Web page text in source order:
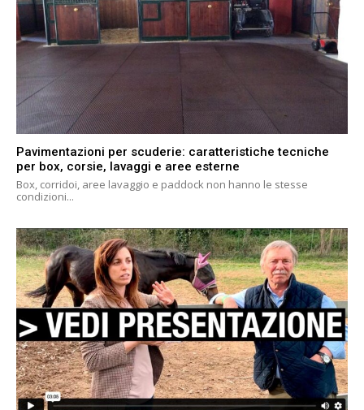
Pavimentazioni per scuderie: caratteristiche tecniche
per box, corsie, lavaggi e aree esterne
Box, corridoi, aree lavaggio e paddock non hanno le stesse
condizioni...